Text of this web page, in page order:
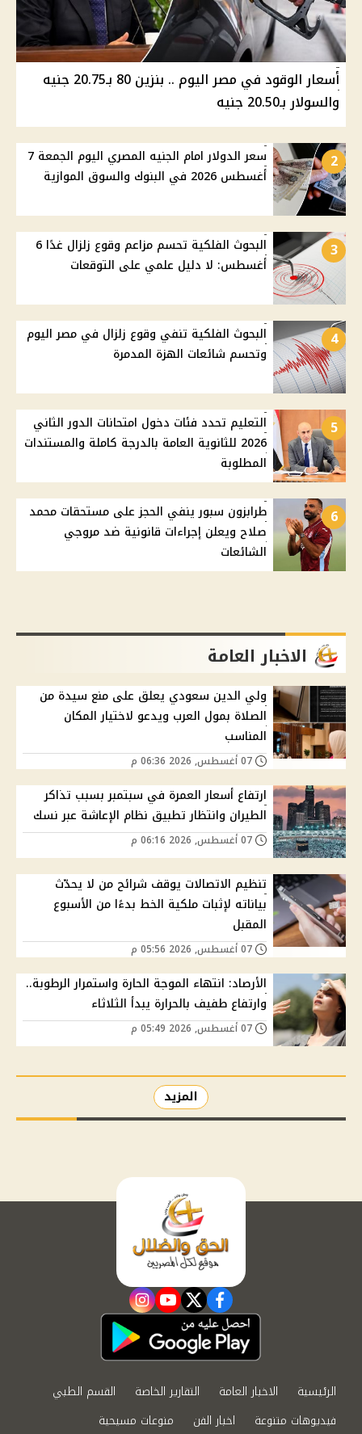
أسعار الوقود في مصر اليوم .. بنزين 80 بـ20.75 جنيه
والسولار بـ20.50 جنيه
2
سعر الدولار امام الجنيه المصري اليوم الجمعة 7
أغسطس 2026 في البنوك والسوق الموازية
3
البحوث الفلكية تحسم مزاعم وقوع زلزال غدًا 6
أغسطس: لا دليل علمي على التوقعات
4
البحوث الفلكية تنفي وقوع زلزال في مصر اليوم
وتحسم شائعات الهزة المدمرة
5
التعليم تحدد فئات دخول امتحانات الدور الثاني
2026 للثانوية العامة بالدرجة كاملة والمستندات
المطلوبة
6
طرابزون سبور ينفي الحجز على مستحقات محمد
صلاح ويعلن إجراءات قانونية ضد مروجي
الشائعات
الاخبار العامة
ولي الدين سعودي يعلق على منع سيدة من
الصلاة بمول العرب ويدعو لاختيار المكان
المناسب
ارتفاع أسعار العمرة في سبتمبر بسبب تذاكر
الطيران وانتظار تطبيق نظام الإعاشة عبر نسك
تنظيم الاتصالات يوقف شرائح من لا يحدّث
بياناته لإثبات ملكية الخط بدءًا من الأسبوع
المقبل
الأرصاد: انتهاء الموجة الحارة واستمرار الرطوبة..
وارتفاع طفيف بالحرارة يبدأ الثلاثاء
المزيد
facebook
twitter
youtube
instagram
الرئيسية الاخبار العامة التقارير الخاصة
القسم الطبي
فيديوهات متنوعة
اخبار الفن منوعات مسيحية